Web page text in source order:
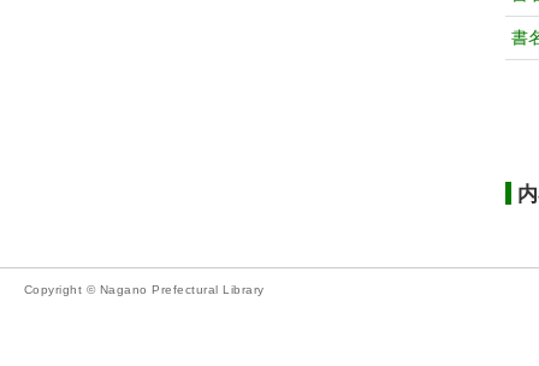
書
Copyright © Nagano Prefectural Library